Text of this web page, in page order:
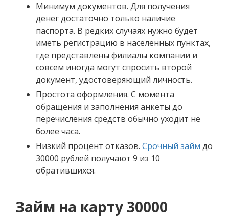
Минимум документов. Для получения
денег достаточно только наличие
паспорта. В редких случаях нужно будет
иметь регистрацию в населенных пунктах,
где представлены филиалы компании и
совсем иногда могут спросить второй
документ, удостоверяющий личность.
Простота оформления. С момента
обращения и заполнения анкеты до
перечисления средств обычно уходит не
более часа.
Низкий процент отказов. Срочный займ до
30000 рублей получают 9 из 10
обратившихся.
Займ на карту 30000